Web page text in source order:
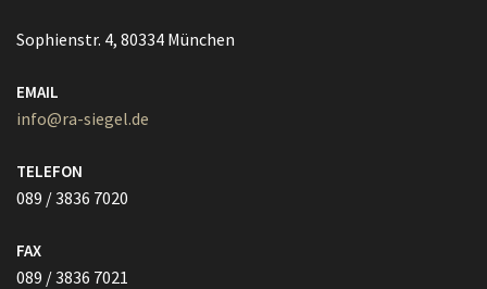
Sophienstr. 4, 80334 München
EMAIL
info@ra-siegel.de
TELEFON
089 / 3836 7020
FAX
089 / 3836 7021